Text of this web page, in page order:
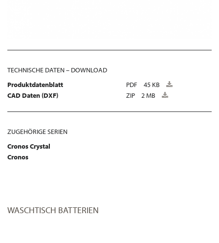
TECHNISCHE DATEN – DOWNLOAD
Produktdatenblatt
PDF
45 KB
CAD Daten (DXF)
ZIP 2 MB
ZUGEHÖRIGE SERIEN
Cronos Crystal
Cronos
WASCHTISCH BATTERIEN